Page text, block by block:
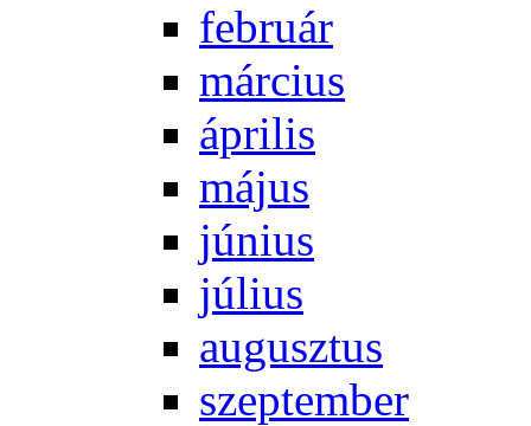
feb­ru­ár
már­ci­us
áp­ri­lis
má­jus
jú­ni­us
jú­li­us
au­gusz­tus
szep­tem­ber